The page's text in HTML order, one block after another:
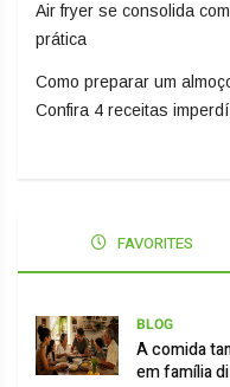
Air fryer se consolida
prática
Como preparar um
Confira 4 receitas
FAVORITES
BLOG
A comida
em família